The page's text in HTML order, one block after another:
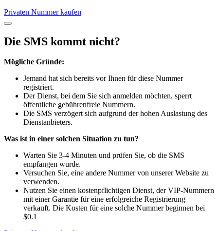
Privaten Nummer kaufen
Die SMS kommt nicht?
Mögliche Gründe:
Jemand hat sich bereits vor Ihnen für diese Nummer
registriert.
Der Dienst, bei dem Sie sich anmelden möchten, sperrt
öffentliche gebührenfreie Nummern.
Die SMS verzögert sich aufgrund der hohen Auslastung des
Dienstanbieters.
Was ist in einer solchen Situation zu tun?
Warten Sie 3-4 Minuten und prüfen Sie, ob die SMS
empfangen wurde.
Versuchen Sie, eine andere Nummer von unserer Website zu
verwenden.
Nutzen Sie einen kostenpflichtigen Dienst, der VIP-Nummern
mit einer Garantie für eine erfolgreiche Registrierung
verkauft. Die Kosten für eine solche Nummer beginnen bei
$0.1